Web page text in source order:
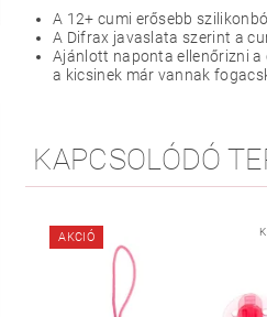
A 12+ cumi erősebb
A Difrax javaslata szerint a
Ajánlott naponta ellenőrizni a
a kicsinek már vannak
KAPCSOLÓDÓ
AKCIÓ